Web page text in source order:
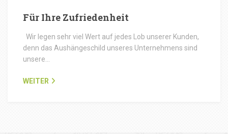
Für Ihre Zufriedenheit
Wir legen sehr viel Wert auf jedes Lob unserer Kunden,
denn das Aushängeschild unseres Unternehmens sind
unsere…
WEITER